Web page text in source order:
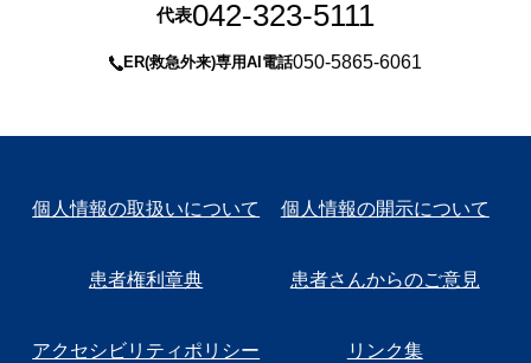
代表042-323-5111
ER(救急外来)専用AI電話050-5865-6061
個人情報の取扱いについて 個人情報の開示について
患者権利章典 患者さんからのご意見
アクセシビリティポリシー リンク集